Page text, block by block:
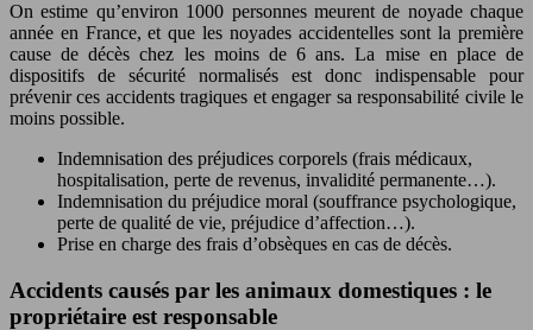
On estime qu’environ 1000 personnes meurent de noyade chaque
année en France, et que les noyades accidentelles sont la première
cause de décès chez les moins de 6 ans. La mise en place de
dispositifs de sécurité normalisés est donc indispensable pour
prévenir ces accidents tragiques et engager sa responsabilité civile le
moins possible.
Indemnisation des préjudices corporels (frais médicaux,
hospitalisation, perte de revenus, invalidité permanente…).
Indemnisation du préjudice moral (souffrance psychologique,
perte de qualité de vie, préjudice d’affection…).
Prise en charge des frais d’obsèques en cas de décès.
Accidents causés par les animaux domestiques : le
propriétaire est responsable